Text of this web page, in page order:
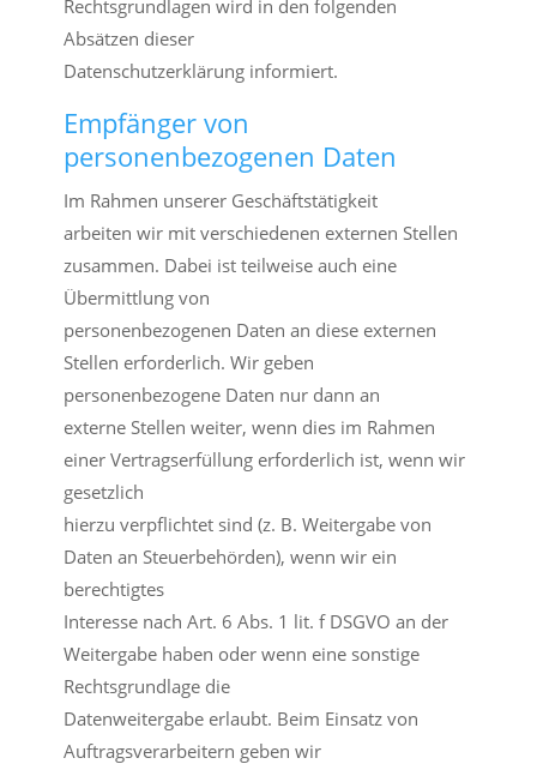
Rechtsgrundlagen wird in den folgenden
Absätzen dieser
Datenschutzerklärung informiert.
Empfänger von
personenbezogenen Daten
Im Rahmen unserer Geschäftstätigkeit
arbeiten wir mit verschiedenen externen Stellen
zusammen. Dabei ist teilweise auch eine
Übermittlung von
personenbezogenen Daten an diese externen
Stellen erforderlich. Wir geben
personenbezogene Daten nur dann an
externe Stellen weiter, wenn dies im Rahmen
einer Vertragserfüllung erforderlich ist, wenn wir
gesetzlich
hierzu verpflichtet sind (z. B. Weitergabe von
Daten an Steuerbehörden), wenn wir ein
berechtigtes
Interesse nach Art. 6 Abs. 1 lit. f DSGVO an der
Weitergabe haben oder wenn eine sonstige
Rechtsgrundlage die
Datenweitergabe erlaubt. Beim Einsatz von
Auftragsverarbeitern geben wir